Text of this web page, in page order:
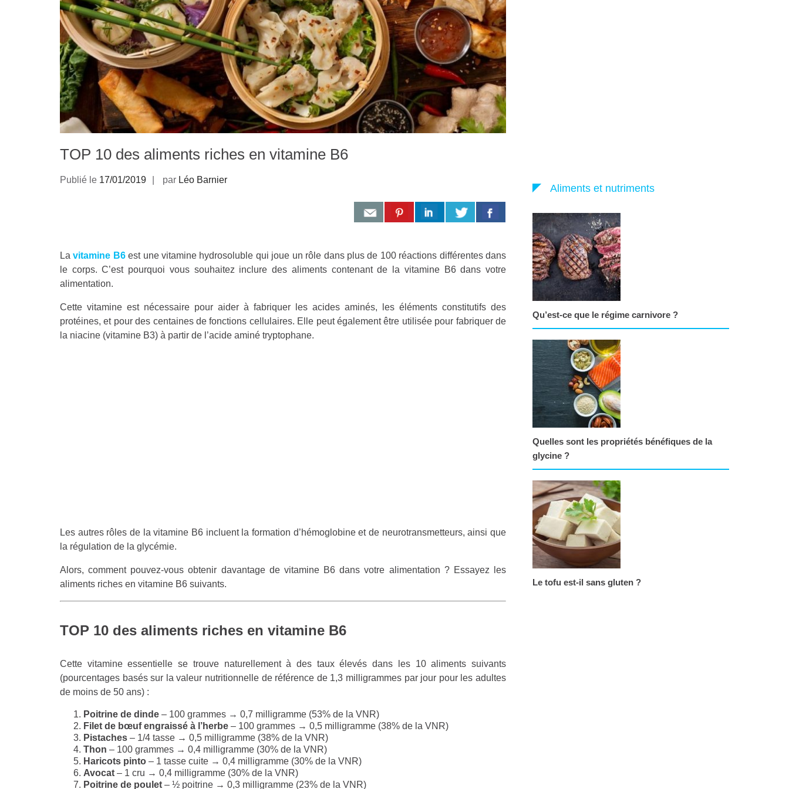
TOP 10 des aliments riches en vitamine B6
Publié le 17/01/2019 par Léo Barnier
Lavitamine B6est une vitamine hydrosoluble qui joue un rôle dans plus de 100 réactions différentes dans
le corps. C’est pourquoi vous souhaitez inclure des aliments contenant de la vitamine B6 dans votre
alimentation.
Cette vitamine est nécessaire pour aider à fabriquer les acides aminés, les éléments constitutifs des
protéines, et pour des centaines de fonctions cellulaires. Elle peut également être utilisée pour fabriquer de
la niacine (vitamine B3) à partir de l’acide aminé tryptophane.
Les autres rôles de la vitamine B6 incluent la formation d’hémoglobine et de neurotransmetteurs, ainsi que
la régulation de la glycémie.
Alors, comment pouvez-vous obtenir davantage de vitamine B6 dans votre alimentation ? Essayez les
aliments riches en vitamine B6 suivants.
TOP 10 des aliments riches en vitamine B6
Cette vitamine essentielle se trouve naturellement à des taux élevés dans les 10 aliments suivants
(pourcentages basés sur la valeur nutritionnelle de référence de 1,3 milligrammes par jour pour les adultes
de moins de 50 ans) :
Poitrine de dinde – 100 grammes → 0,7 milligramme (53% de la VNR)
Filet de bœuf engraissé à l’herbe – 100 grammes → 0,5 milligramme (38% de la VNR)
Pistaches – 1/4 tasse → 0,5 milligramme (38% de la VNR)
Thon – 100 grammes → 0,4 milligramme (30% de la VNR)
Haricots pinto – 1 tasse cuite → 0,4 milligramme (30% de la VNR)
Avocat – 1 cru → 0,4 milligramme (30% de la VNR)
Poitrine de poulet – ½ poitrine → 0,3 milligramme (23% de la VNR)
Aliments et nutriments
Qu’est-ce que le régime carnivore ?
Quelles sont les propriétés bénéfiques de la
glycine ?
Le tofu est-il sans gluten ?